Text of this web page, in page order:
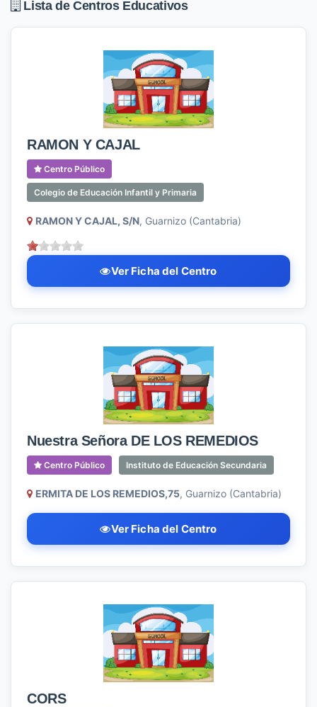
Lista de Centros Educativos
RAMON Y CAJAL
Centro Público
Colegio de Educación Infantil y Primaria
RAMON Y CAJAL, S/N, Guarnizo (Cantabria)
Ver Ficha del Centro
Nuestra Señora DE LOS REMEDIOS
Centro Público Instituto de Educación Secundaria
ERMITA DE LOS REMEDIOS,75, Guarnizo (Cantabria)
Ver Ficha del Centro
CORS